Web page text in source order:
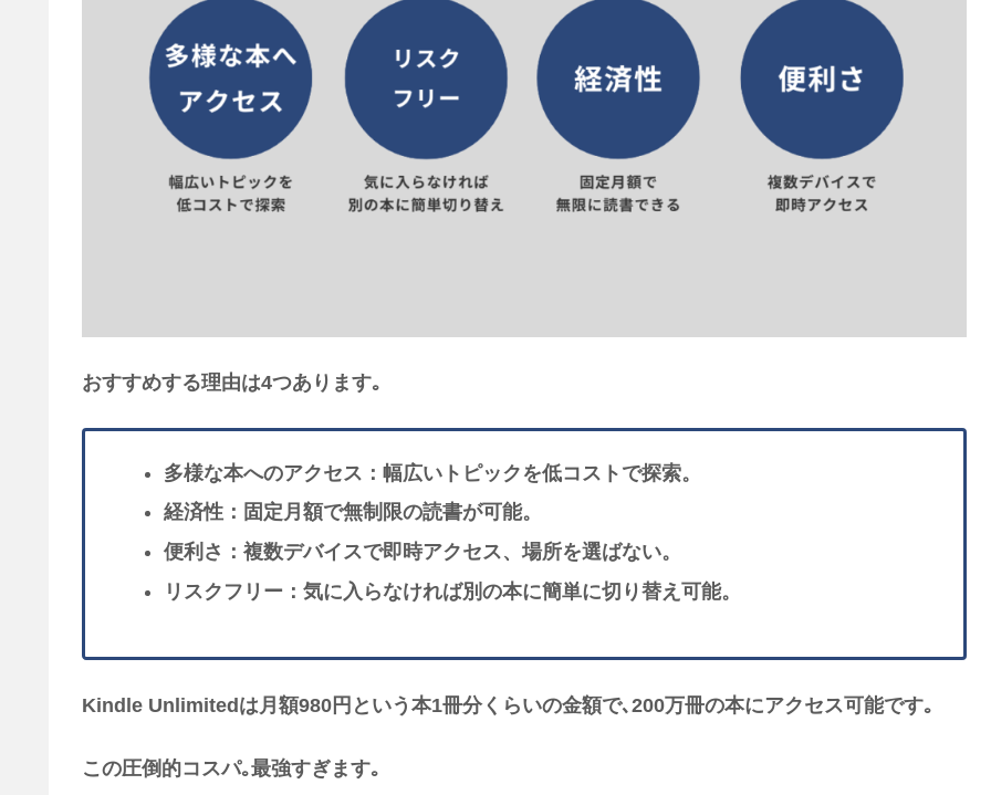
おすすめする理由は4つあります｡
多様な本へのアクセス：幅広いトピックを低コストで探索。
経済性：固定月額で無制限の読書が可能。
便利さ：複数デバイスで即時アクセス、場所を選ばない。
リスクフリー：気に入らなければ別の本に簡単に切り替え可能。
Kindle Unlimitedは月額980円という本1冊分くらいの金額で､200万冊の本にアクセス可能です｡
この圧倒的コスパ｡最強すぎます｡